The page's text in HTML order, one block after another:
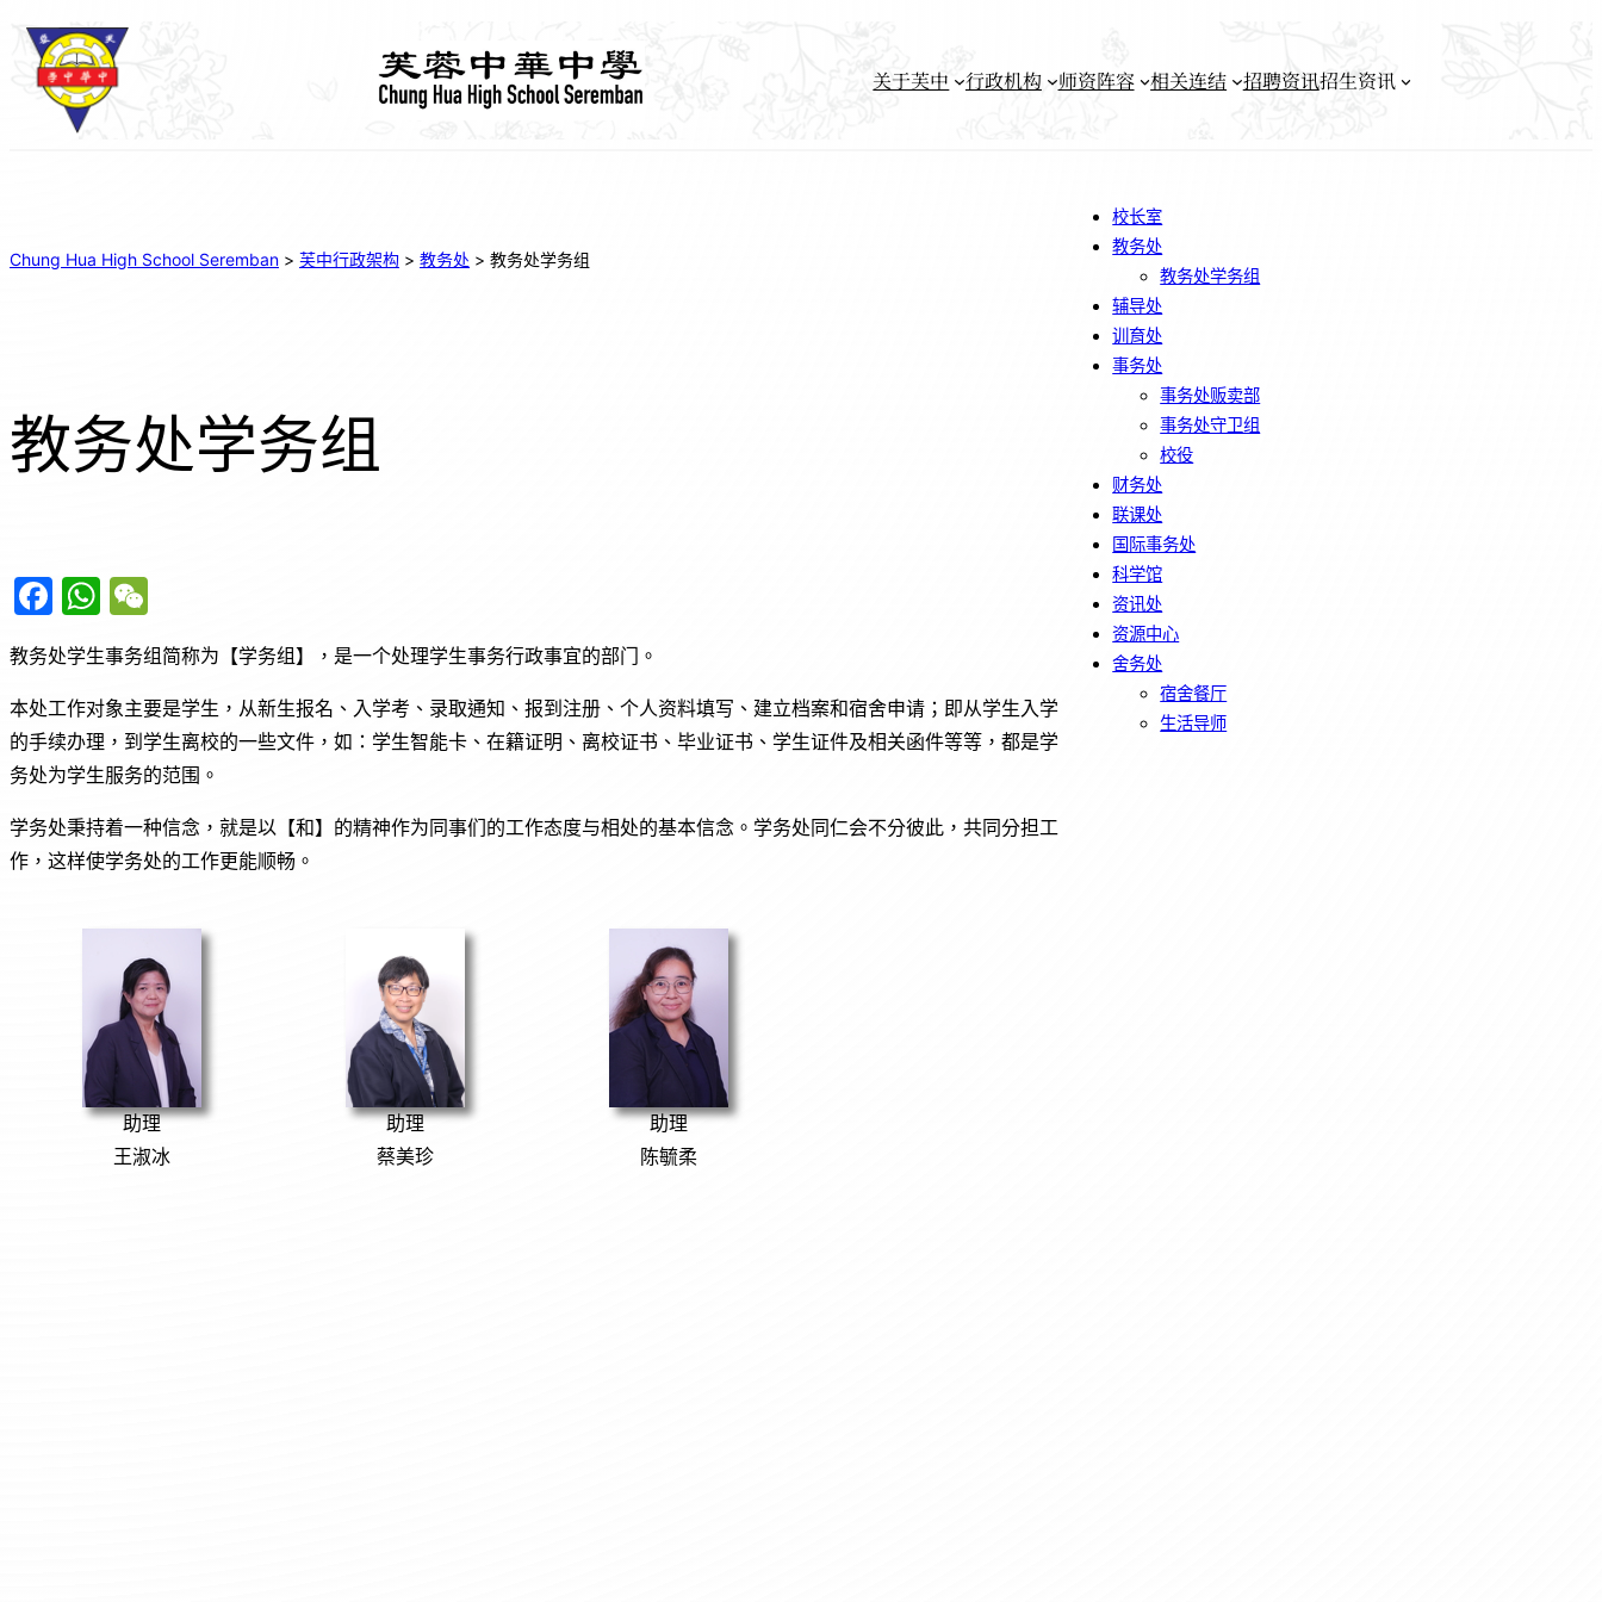
关于芙中 行政机构 师资阵容 相关连结 招聘资讯招生资讯
Chung Hua High School Seremban > 芙中行政架构 > 教务处 > 教务处学务组
教务处学务组
F
a
c
e
b
o
o
k
W
h
at
s
A
p
p
e
C
h
at
教务处学生事务组简称为【学务组】，是一个处理学生事务行政事宜的部门。
本处工作对象主要是学生，从新生报名、入学考、录取通知、报到注册、个人资料填写、建立档案和宿舍申请；即从学生入学
的手续办理，到学生离校的一些文件，如：学生智能卡、在籍证明、离校证书、毕业证书、学生证件及相关函件等等，都是学
务处为学生服务的范围。
学务处秉持着一种信念，就是以【和】的精神作为同事们的工作态度与相处的基本信念。学务处同仁会不分彼此，共同分担工
作，这样使学务处的工作更能顺畅。
助理
王淑冰
助理
蔡美珍
助理
陈毓柔
校长室
教务处
教务处学务组
辅导处
训育处
事务处
事务处贩卖部
事务处守卫组
校役
财务处
联课处
国际事务处
科学馆
资讯处
资源中心
舍务处
宿舍餐厅
生活导师